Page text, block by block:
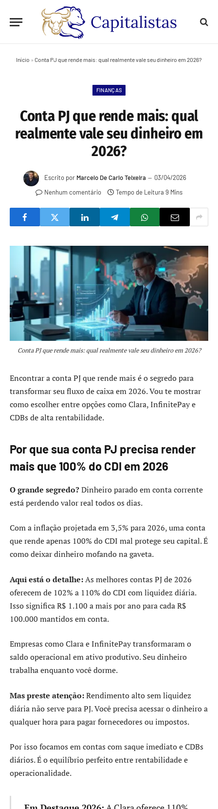
Início » Conta PJ que rende mais: qual realmente vale seu dinheiro em 2026?
FINANÇAS
Conta PJ que rende mais: qual
realmente vale seu dinheiro em
2026?
Escrito por Marcelo De Carlo Teixeira
03/04/2026
Nenhum comentário
Tempo de Leitura 9 Mins
Conta PJ que rende mais: qual realmente vale seu dinheiro em 2026?
Encontrar a conta PJ que rende mais é o segredo para
transformar seu fluxo de caixa em 2026. Vou te mostrar
como escolher entre opções como Clara, InfinitePay e
CDBs de alta rentabilidade.
Por que sua conta PJ precisa render
mais que 100% do CDI em 2026
O grande segredo?Dinheiro parado em conta corrente
está perdendo valor real todos os dias.
Com a inflação projetada em 3,5% para 2026, uma conta
que rende apenas 100% do CDI mal protege seu capital. É
como deixar dinheiro mofando na gaveta.
Aqui está o detalhe:As melhores contas PJ de 2026
oferecem de 102% a 110% do CDI com liquidez diária.
Isso significa R$ 1.100 a mais por ano para cada R$
100.000 mantidos em conta.
Empresas como Clara e InfinitePay transformaram o
saldo operacional em ativo produtivo. Seu dinheiro
trabalha enquanto você dorme.
Mas preste atenção:Rendimento alto sem liquidez
diária não serve para PJ. Você precisa acessar o dinheiro a
qualquer hora para pagar fornecedores ou impostos.
Por isso focamos em contas com saque imediato e CDBs
diários. É o equilíbrio perfeito entre rentabilidade e
operacionalidade.